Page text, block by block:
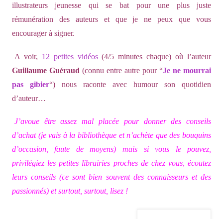
illustrateurs jeunesse qui se bat pour une plus juste
rémunération des auteurs et que je ne peux que vous
encourager à signer.
A voir, 12 petites vidéos(4/5 minutes chaque) où l’auteur
Guillaume Guéraud (connu entre autre pour “Je ne mourrai
pas gibier“) nous raconte avec humour son quotidien
d’auteur…
J’avoue être assez mal placée pour donner des conseils
d’achat (je vais à la bibliothèque et n’achète que des bouquins
d’occasion, faute de moyens) mais si vous le pouvez,
privilégiez les petites librairies proches de chez vous, écoutez
leurs conseils (ce sont bien souvent des connaisseurs et des
passionnés) et surtout, surtout, lisez !